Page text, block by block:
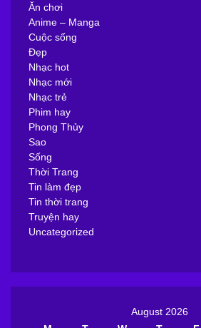
Ăn chơi
Anime – Manga
Cuộc sống
Đẹp
Nhạc hot
Nhạc mới
Nhạc trẻ
Phim hay
Phong Thủy
Sao
Sống
Thời Trang
Tin làm đẹp
Tin thời trang
Truyện hay
Uncategorized
August 2026